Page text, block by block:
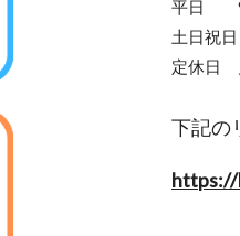
平日
土日祝
定休日
下記の
https://